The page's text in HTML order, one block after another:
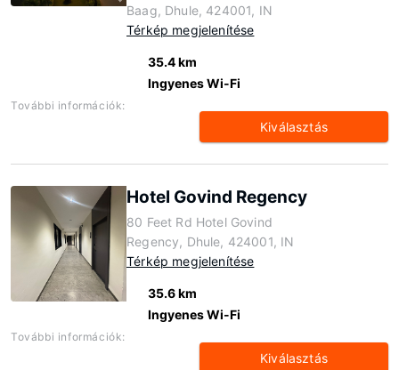
Baag, Dhule, 424001, IN
Térkép megjelenítése
35.4 km
Ingyenes Wi-Fi
További információk:
Kiválasztás
Hotel Govind Regency
80 Feet Rd Hotel Govind
Regency, Dhule, 424001, IN
Térkép megjelenítése
35.6 km
Ingyenes Wi-Fi
További információk:
Kiválasztás